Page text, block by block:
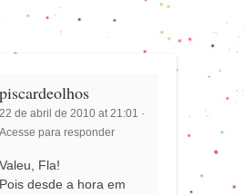
piscardeolhos
22 de abril de 2010 at 21:01 ·
Acesse para responder
Valeu, Fla!
Pois desde a hora em